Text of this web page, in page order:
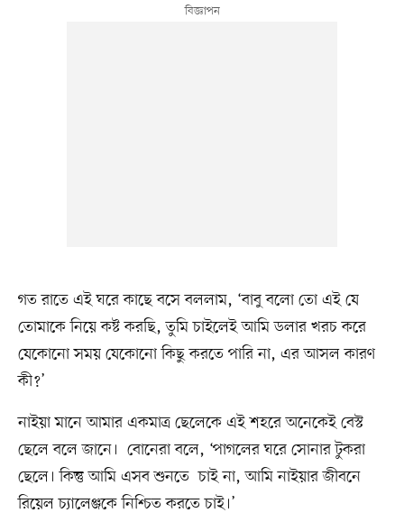
গত রাতে এই ঘরে কাছে বসে বললাম, ‘বাবু বলো তো এই যে
তোমাকে নিয়ে কষ্ট করছি, তুমি চাইলেই আমি ডলার খরচ করে
যেকোনো সময় যেকোনো কিছু করতে পারি না, এর আসল কারণ
কী?’
নাইয়া মানে আমার একমাত্র ছেলেকে এই শহরে অনেকেই বেস্ট
ছেলে বলে জানে। বোনেরা বলে, ‘পাগলের ঘরে সোনার টুকরা
ছেলে। কিন্তু আমি এসব শুনতে চাই না, আমি নাইয়ার জীবনে
রিয়েল চ্যালেঞ্জকে নিশ্চিত করতে চাই।’